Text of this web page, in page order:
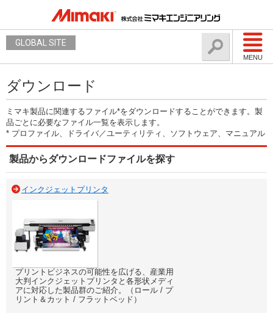
MENU
GLOBAL SITE
ダウンロード
ミマキ製品に関連するファイル*をダウンロードすることができます。製
品ごとに必要なファイル一覧を表示します。
* プロファイル、ドライバ／ユーティリティ、ソフトウェア、マニュアル
製品からダウンロードファイルを探す
インクジェットプリンタ
プリントビジネスの可能性を広げる、産業用
大判インクジェットプリンタと各形状メディ
アに対応した製品群のご紹介。（ロール / プ
リント＆カット / フラットベッド）